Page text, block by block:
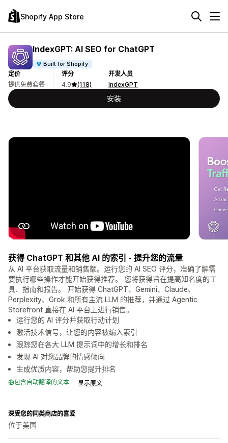
Shopify App Store
IndexGPT: AI SEO for ChatGPT
Built for Shopify
定价
提供免费套餐
评分
4.9
(118)
开发人员
IndexGPT
安装
获得 ChatGPT 和其他 AI 的索引 - 提升您的流量
从 AI 平台获取流量和销售额。运行您的 AI SEO 评分，准确了解需
要执行哪些操作才能开始获得推荐。 您将获得旨在提高知名度的工
具、指南和报告。 开始获得 ChatGPT、Gemini、Claude、
Perplexity、Grok 和所有主流 LLM 的推荐，并通过 Agentic
Storefront 直接在 AI 平台上进行销售。
运行您的 AI 评分并获取行动计划
激活技术信号，让您的内容被编入索引
跟踪您在各大 LLM 提示词中的增长和排名
发现 AI 对您品牌的情感倾向
生成优质内容，帮助您提升排名
包含自动翻译的文本 显示原文
深受您的同类商店的喜爱
位于美国